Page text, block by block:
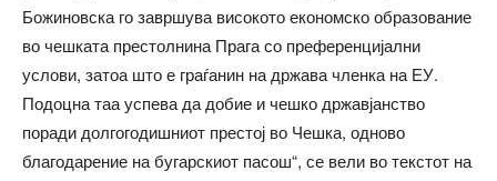
Божиновска го завршува високото економско образование
во чешката престолнина Прага со преференцијални
услови, затоа што е граѓанин на држава членка на ЕУ.
Подоцна таа успева да добие и чешко државјанство
поради долгогодишниот престој во Чешка, одново
благодарение на бугарскиот пасош“, се вели во текстот на